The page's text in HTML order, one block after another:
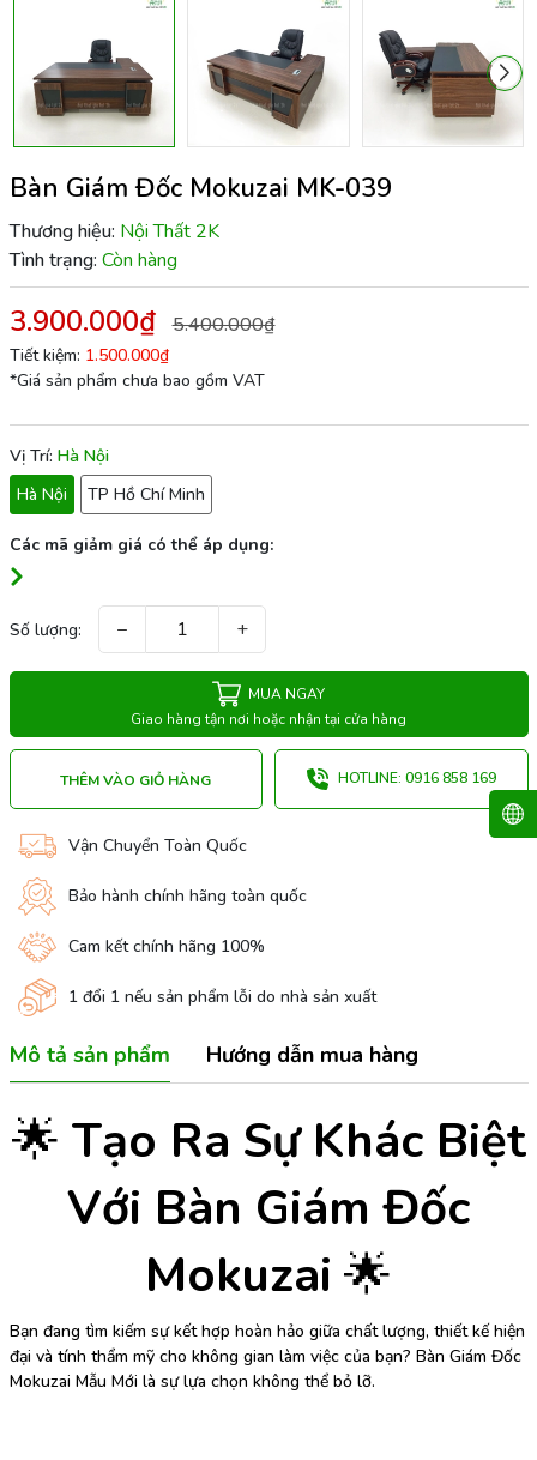
Bàn Giám Đốc Mokuzai MK-039
Thương hiệu: Nội Thất 2K
Tình trạng: Còn hàng
3.900.000₫ 5.400.000₫
Tiết kiệm: 1.500.000₫
*Giá sản phẩm chưa bao gồm VAT
Vị Trí: Hà Nội
Hà Nội
TP Hồ Chí Minh
Các mã giảm giá có thể áp dụng:
Số lượng: − +
MUA NGAY
Giao hàng tận nơi hoặc nhận tại cửa hàng
THÊM VÀO GIỎ HÀNG HOTLINE: 0916 858 169
Vận Chuyển Toàn Quốc
Bảo hành chính hãng toàn quốc
Cam kết chính hãng 100%
1 đổi 1 nếu sản phẩm lỗi do nhà sản xuất
Mô tả sản phẩm Hướng dẫn mua hàng
🌟 Tạo Ra Sự Khác Biệt
Với Bàn Giám Đốc
Mokuzai 🌟
Bạn đang tìm kiếm sự kết hợp hoàn hảo giữa chất lượng, thiết kế hiện
đại và tính thẩm mỹ cho không gian làm việc của bạn? Bàn Giám Đốc
Mokuzai Mẫu Mới là sự lựa chọn không thể bỏ lỡ.